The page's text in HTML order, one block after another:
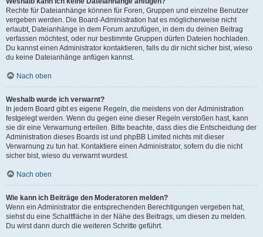
Rechte für Dateianhänge können für Foren, Gruppen und einzelne Benutzer
vergeben werden. Die Board-Administration hat es möglicherweise nicht
erlaubt, Dateianhänge in dem Forum anzufügen, in dem du deinen Beitrag
verfassen möchtest, oder nur bestimmte Gruppen dürfen Dateien hochladen.
Du kannst einen Administrator kontaktieren, falls du dir nicht sicher bist, wieso
du keine Dateianhänge anfügen kannst.
Nach oben
Weshalb wurde ich verwarnt?
In jedem Board gibt es eigene Regeln, die meistens von der Administration
festgelegt werden. Wenn du gegen eine dieser Regeln verstoßen hast, kann
sie dir eine Verwarnung erteilen. Bitte beachte, dass dies die Entscheidung der
Administration dieses Boards ist und phpBB Limited nichts mit dieser
Verwarnung zu tun hat. Kontaktiere einen Administrator, sofern du die nicht
sicher bist, wieso du verwarnt wurdest.
Nach oben
Wie kann ich Beiträge den Moderatoren melden?
Wenn ein Administrator die entsprechenden Berechtigungen vergeben hat,
siehst du eine Schaltfläche in der Nähe des Beitrags, um diesen zu melden.
Du wirst dann durch die weiteren Schritte geführt.